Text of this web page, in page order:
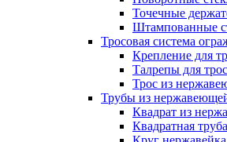
Точечные
Штампованные
Тросовая система
Крепление для
Талрепы для
Трос из
Трубы из
Квадрат из
Квадратная